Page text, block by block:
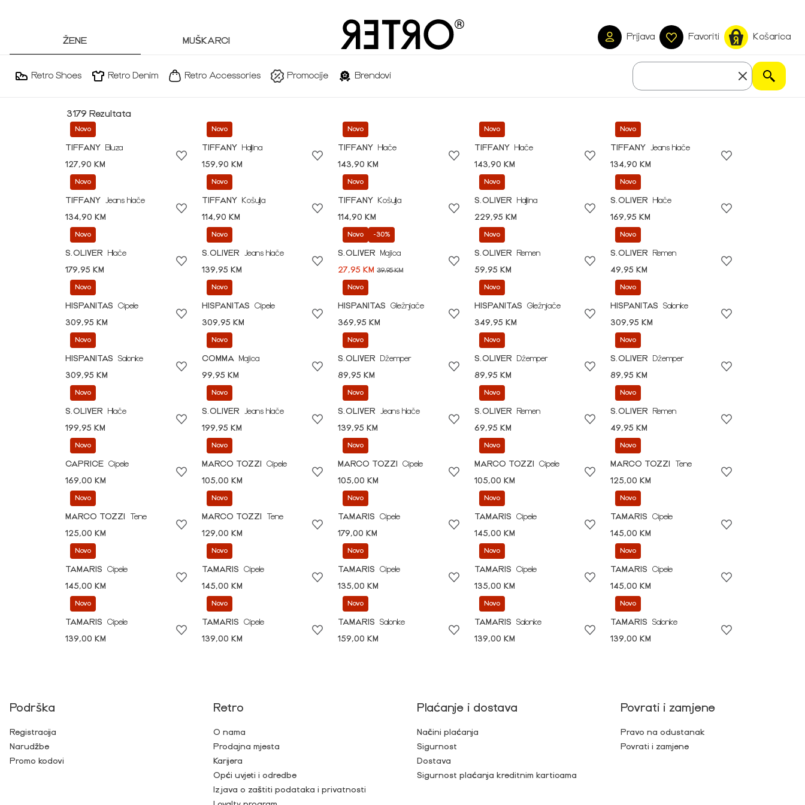
ŽENE MUŠKARCI Prijava Favoriti Košarica
Retro Shoes Retro Denim Retro Accessories Promocije Brendovi
3179 Rezultata
Novo
TIFFANY
Bluza
127,90 KM
Novo
TIFFANY
Haljina
159,90 KM
Novo
TIFFANY
Hlače
143,90 KM
Novo
TIFFANY
Hlače
143,90 KM
Novo
TIFFANY
Jeans hlače
134,90 KM
Novo
TIFFANY
Jeans hlače
134,90 KM
Novo
TIFFANY
Košulja
114,90 KM
Novo
TIFFANY
Košulja
114,90 KM
Novo
S.OLIVER
Haljina
229,95 KM
Novo
S.OLIVER
Hlače
169,95 KM
Novo
S.OLIVER
Hlače
179,95 KM
Novo
S.OLIVER
Jeans hlače
139,95 KM
Novo -30%
S.OLIVER
Majica
27,95 KM39,95 KM
Novo
S.OLIVER
Remen
59,95 KM
Novo
S.OLIVER
Remen
49,95 KM
Novo
HISPANITAS
Cipele
309,95 KM
Novo
HISPANITAS
Cipele
309,95 KM
Novo
HISPANITAS
Gležnjače
369,95 KM
Novo
HISPANITAS
Gležnjače
349,95 KM
Novo
HISPANITAS
Salonke
309,95 KM
Novo
HISPANITAS
Salonke
309,95 KM
Novo
COMMA
Majica
99,95 KM
Novo
S.OLIVER
Džemper
89,95 KM
Novo
S.OLIVER
Džemper
89,95 KM
Novo
S.OLIVER
Džemper
89,95 KM
Novo
S.OLIVER
Hlače
199,95 KM
Novo
S.OLIVER
Jeans hlače
199,95 KM
Novo
S.OLIVER
Jeans hlače
139,95 KM
Novo
S.OLIVER
Remen
69,95 KM
Novo
S.OLIVER
Remen
49,95 KM
Novo
CAPRICE Cipele
169,00 KM
Novo
MARCO TOZZI
Cipele
105,00 KM
Novo
MARCO TOZZI
Cipele
105,00 KM
Novo
MARCO TOZZI
Cipele
105,00 KM
Novo
MARCO TOZZI
Tene
125,00 KM
Novo
MARCO TOZZI
Tene
125,00 KM
Novo
MARCO TOZZI
Tene
129,00 KM
Novo
TAMARIS
Cipele
179,00 KM
Novo
TAMARIS
Cipele
145,00 KM
Novo
TAMARIS
Cipele
145,00 KM
Novo
TAMARIS
Cipele
145,00 KM
Novo
TAMARIS
Cipele
145,00 KM
Novo
TAMARIS
Cipele
135,00 KM
Novo
TAMARIS
Cipele
135,00 KM
Novo
TAMARIS
Cipele
145,00 KM
Novo
TAMARIS
Cipele
139,00 KM
Novo
TAMARIS
Cipele
139,00 KM
Novo
TAMARIS
Salonke
159,00 KM
Novo
TAMARIS
Salonke
139,00 KM
Novo
TAMARIS
Salonke
139,00 KM
Podrška
Registracija
Narudžbe
Promo kodovi
Retro
O nama
Prodajna mjesta
Karijera
Opći uvjeti i odredbe
Izjava o zaštiti podataka i privatnosti
Plaćanje i dostava
Načini plaćanja
Sigurnost
Dostava
Sigurnost plaćanja kreditnim karticama
Povrati i zamjene
Pravo na odustanak
Povrati i zamjene